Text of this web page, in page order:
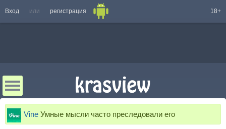
Вход или регистрация 18+
Vine Умные мысли часто преследовали его